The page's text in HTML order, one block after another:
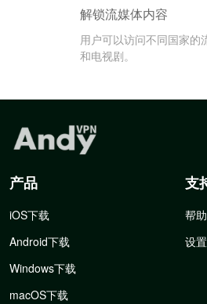
解锁流媒体内容
用户可以访问不同国家的
和电视剧。
产品
iOS下载
Android下载
Windows下载
macOS下载
支
帮
设